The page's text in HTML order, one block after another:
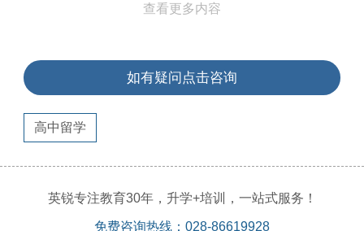
查看更多内容
如有疑问点击咨询
高中留学
英锐专注教育30年，升学+培训，一站式服务！
免费咨询热线：028-86619928